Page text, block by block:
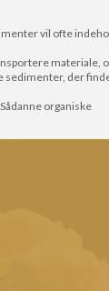
vil ofte
materiale,
sedimenter, der
organiske